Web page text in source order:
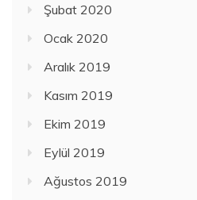
Şubat 2020
Ocak 2020
Aralık 2019
Kasım 2019
Ekim 2019
Eylül 2019
Ağustos 2019